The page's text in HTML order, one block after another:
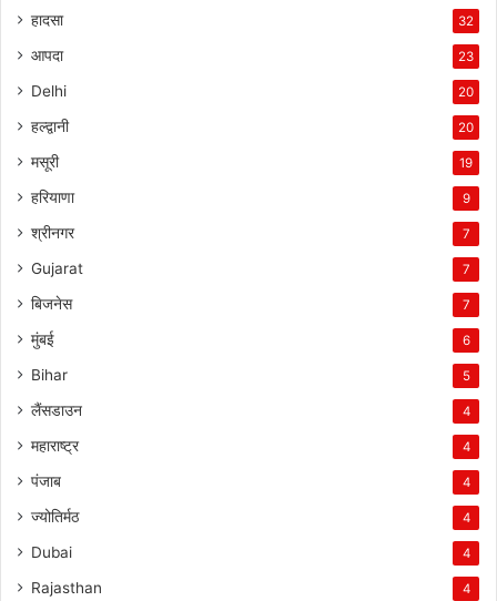
हादसा 32
आपदा 23
Delhi 20
हल्द्वानी 20
मसूरी 19
हरियाणा 9
श्रीनगर 7
Gujarat 7
बिजनेस 7
मुंबई 6
Bihar 5
लैंसडाउन 4
महाराष्ट्र 4
पंजाब 4
ज्योतिर्मठ 4
Dubai 4
Rajasthan 4